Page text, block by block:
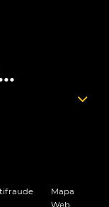
Mapa
Web